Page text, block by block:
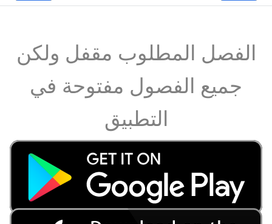
الفصل المطلوب مقفل ولكن
جميع الفصول مفتوحة في
التطبيق